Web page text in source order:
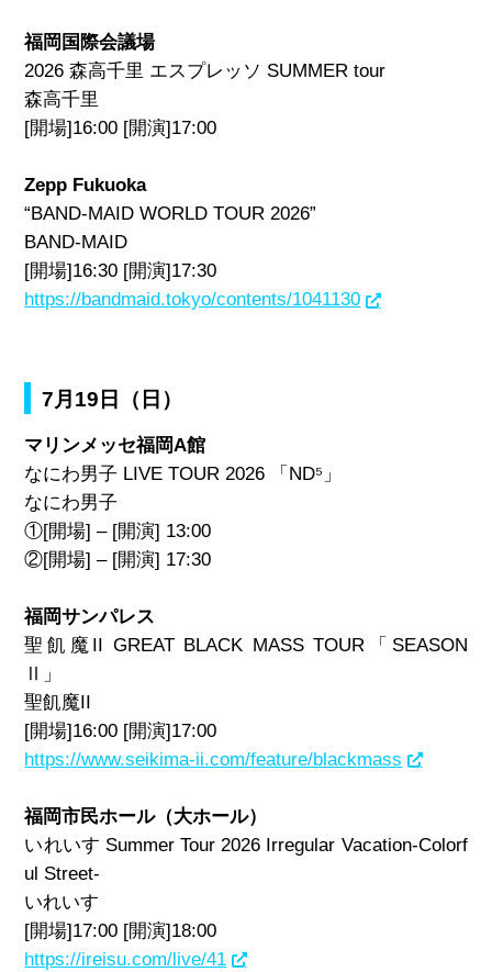
福岡国際会議場
2026 森⾼千⾥ エスプレッソ SUMMER tour
森高千里
[開場]16:00 [開演]17:00
Zepp Fukuoka
“BAND-MAID WORLD TOUR 2026”
BAND-MAID
[開場]16:30 [開演]17:30
https://bandmaid.tokyo/contents/1041130
7月19日（日）
マリンメッセ福岡A館
なにわ男子 LIVE TOUR 2026 「ND⁵」
なにわ男子
①[開場] – [開演] 13:00
②[開場] – [開演] 17:30
福岡サンパレス
聖飢魔II GREAT BLACK MASS TOUR「SEASON
Ⅱ」
聖飢魔II
[開場]16:00 [開演]17:00
https://www.seikima-ii.com/feature/blackmass
福岡市民ホール（大ホール）
いれいす Summer Tour 2026 Irregular Vacation-Colorf
ul Street-
いれいす
[開場]17:00 [開演]18:00
https://ireisu.com/live/41